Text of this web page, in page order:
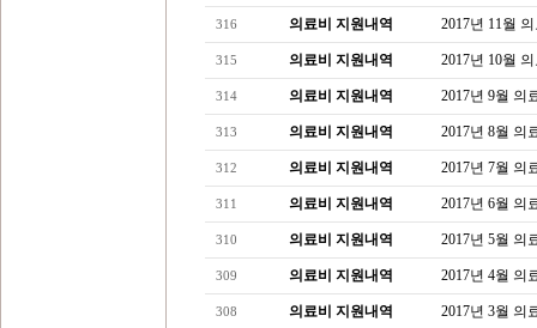
316 의료비 지원내역 2017년 11월
315 의료비 지원내역 2017년 10월
314 의료비 지원내역 2017년 9월 의
313 의료비 지원내역 2017년 8월 의
312 의료비 지원내역 2017년 7월 의
311 의료비 지원내역 2017년 6월 의
310 의료비 지원내역 2017년 5월 의
309 의료비 지원내역 2017년 4월 의
308 의료비 지원내역 2017년 3월 의